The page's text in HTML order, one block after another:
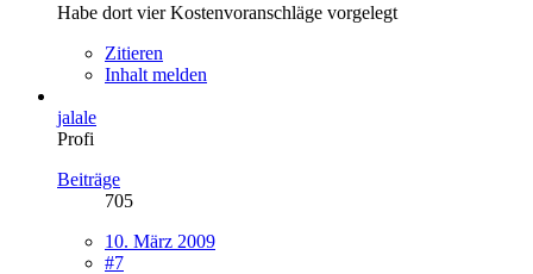
Habe dort vier Kostenvoranschläge vorgelegt
Zitieren
Inhalt melden
jalale
Profi
Beiträge
705
10. März 2009
#7